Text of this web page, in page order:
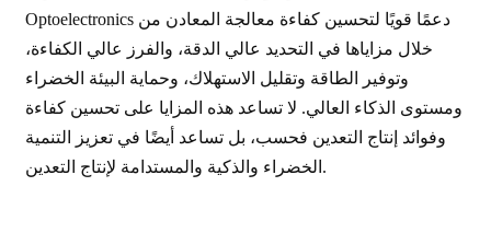
Optoelectronics دعمًا قويًا لتحسين كفاءة معالجة المعادن من
خلال مزاياها في التحديد عالي الدقة، والفرز عالي الكفاءة،
وتوفير الطاقة وتقليل الاستهلاك، وحماية البيئة الخضراء
ومستوى الذكاء العالي. لا تساعد هذه المزايا على تحسين كفاءة
وفوائد إنتاج التعدين فحسب، بل تساعد أيضًا في تعزيز التنمية
الخضراء والذكية والمستدامة لإنتاج التعدين.